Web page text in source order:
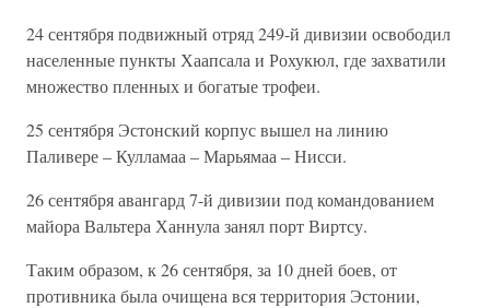
24 сентября подвижный отряд 249-й дивизии освободил
населенные пункты Хаапсала и Рохукюл, где захватили
множество пленных и богатые трофеи.
25 сентября Эстонский корпус вышел на линию
Паливере – Кулламаа – Марьямаа – Нисси.
26 сентября авангард 7-й дивизии под командованием
майора Вальтера Ханнула занял порт Виртсу.
Таким образом, к 26 сентября, за 10 дней боев, от
противника была очищена вся территория Эстонии,